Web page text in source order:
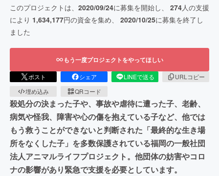
このプロジェクトは、 2020/09/24に募集を開始し、 274人の支援
により 1,634,177円の資金を集め、 2020/10/25に募集を終了し
ました
もう一度プロジェクトをやってほしい
ポスト シェア LINEで送る
URLコピー
埋め込み
QRコード
殺処分の決まった子や、事故や虐待に遭った子、老齢、
病気や怪我、障害や心の傷を抱えている子など、他では
もう救うことができないと判断された「最終的な生き場
所をなくした子」を多数保護されている福岡の一般社団
法人アニマルライフプロジェクト。他団体の妨害やコロ
ナの影響があり緊急で支援を必要としています。